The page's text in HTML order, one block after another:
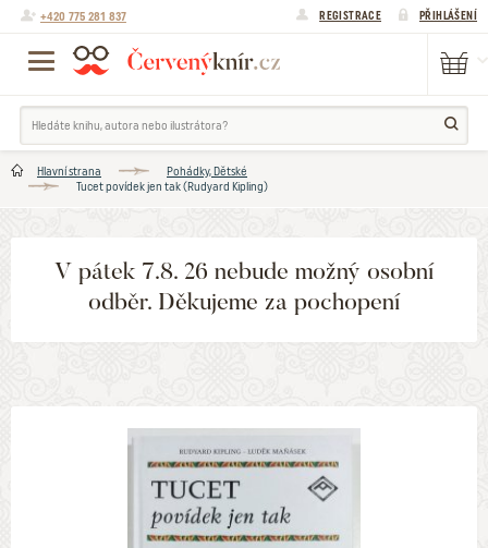
+420 775 281 837 REGISTRACE PŘIHLÁŠENÍ
Hlavní strana
Pohádky, Dětské
Tucet povídek jen tak (Rudyard Kipling)
V pátek 7.8. 26 nebude možný osobní
odběr. Děkujeme za pochopení